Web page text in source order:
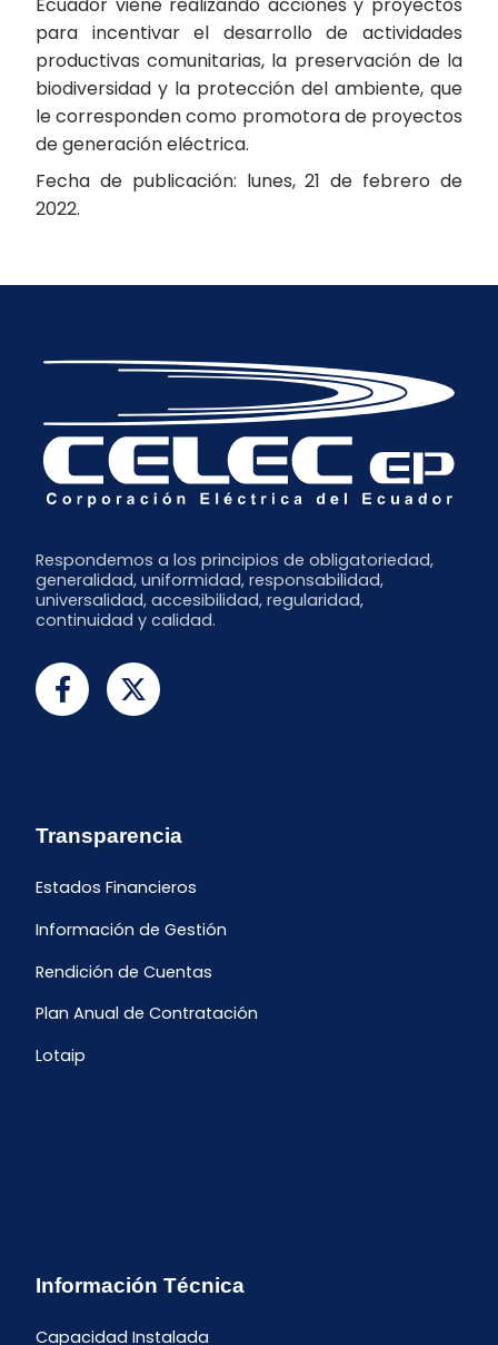
para incentivar el desarrollo de actividades
productivas comunitarias, la preservación de la
biodiversidad y la protección del ambiente, que
le corresponden como promotora de proyectos
de generación eléctrica.
Fecha de publicación: lunes, 21 de febrero de
2022.
Respondemos a los principios de obligatoriedad,
generalidad, uniformidad, responsabilidad,
universalidad, accesibilidad, regularidad,
continuidad y calidad.
Transparencia
Estados Financieros
Información de Gestión
Rendición de Cuentas
Plan Anual de Contratación
Lotaip
Información Técnica
Capacidad Instalada